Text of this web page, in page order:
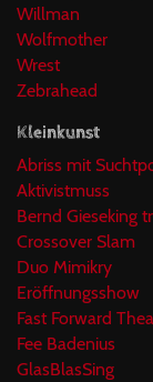
Willman
Wolfmother
Wrest
Zebrahead
Kleinkunst
Abriss mit
Aktivistmuss
Bernd Gieseking
Crossover Slam
Duo Mimikry
Eröffnungsshow
Fast Forward
Fee Badenius
GlasBlasSing